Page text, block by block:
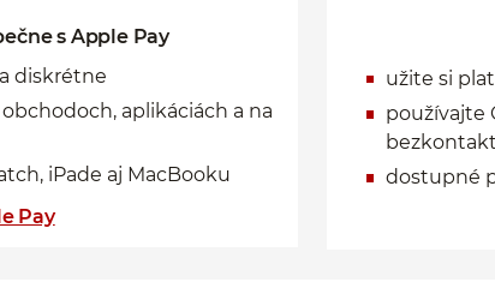
s Apple Pay
diskrétne
aplikáciách a na
iPade aj MacBooku
Pay
užite si
používajte
dostupné